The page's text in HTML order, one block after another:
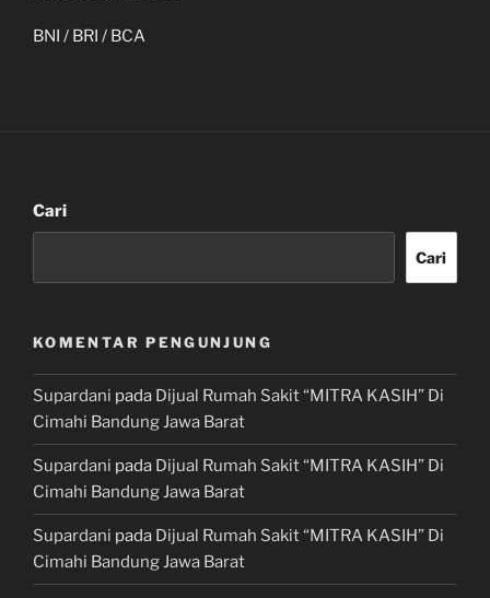
BNI / BRI / BCA
Cari
Cari
KOMENTAR PENGUNJUNG
Supardani pada Dijual Rumah Sakit “MITRA KASIH” Di
Cimahi Bandung Jawa Barat
Supardani pada Dijual Rumah Sakit “MITRA KASIH” Di
Cimahi Bandung Jawa Barat
Supardani pada Dijual Rumah Sakit “MITRA KASIH” Di
Cimahi Bandung Jawa Barat